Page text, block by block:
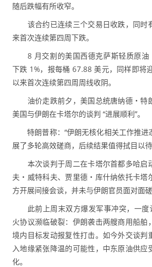
随后跌幅有所收窄。
该合约已连续三个交易日收跌，同时
来首次连续第四周下跌。
8 月交割的美国西德克萨斯轻质原油
下跌 1%，报每桶 67.88 美元，同样即将
以来首次连续第四周周线收阴。
油价走跌前夕，美国总统唐纳德・特朗
美国与伊朗在卡塔尔的谈判 “进展顺利”。
特朗普称：“伊朗无核化相关工作推进
展了多轮高效磋商，后续结果值得拭目以
本次谈判于周二在卡塔尔首都多哈启
夫・威特科夫、贾里德・库什纳依托卡塔
方开展间接会谈，并未与伊朗官员面对面磋
此前上周末双方爆发军事冲突，一度
火协议濒临破裂：伊朗袭击两艘商用船舶
境内目标发动报复性打击。如今外交谈判
入地缘紧张降温的可能性，中东原油供应
化。